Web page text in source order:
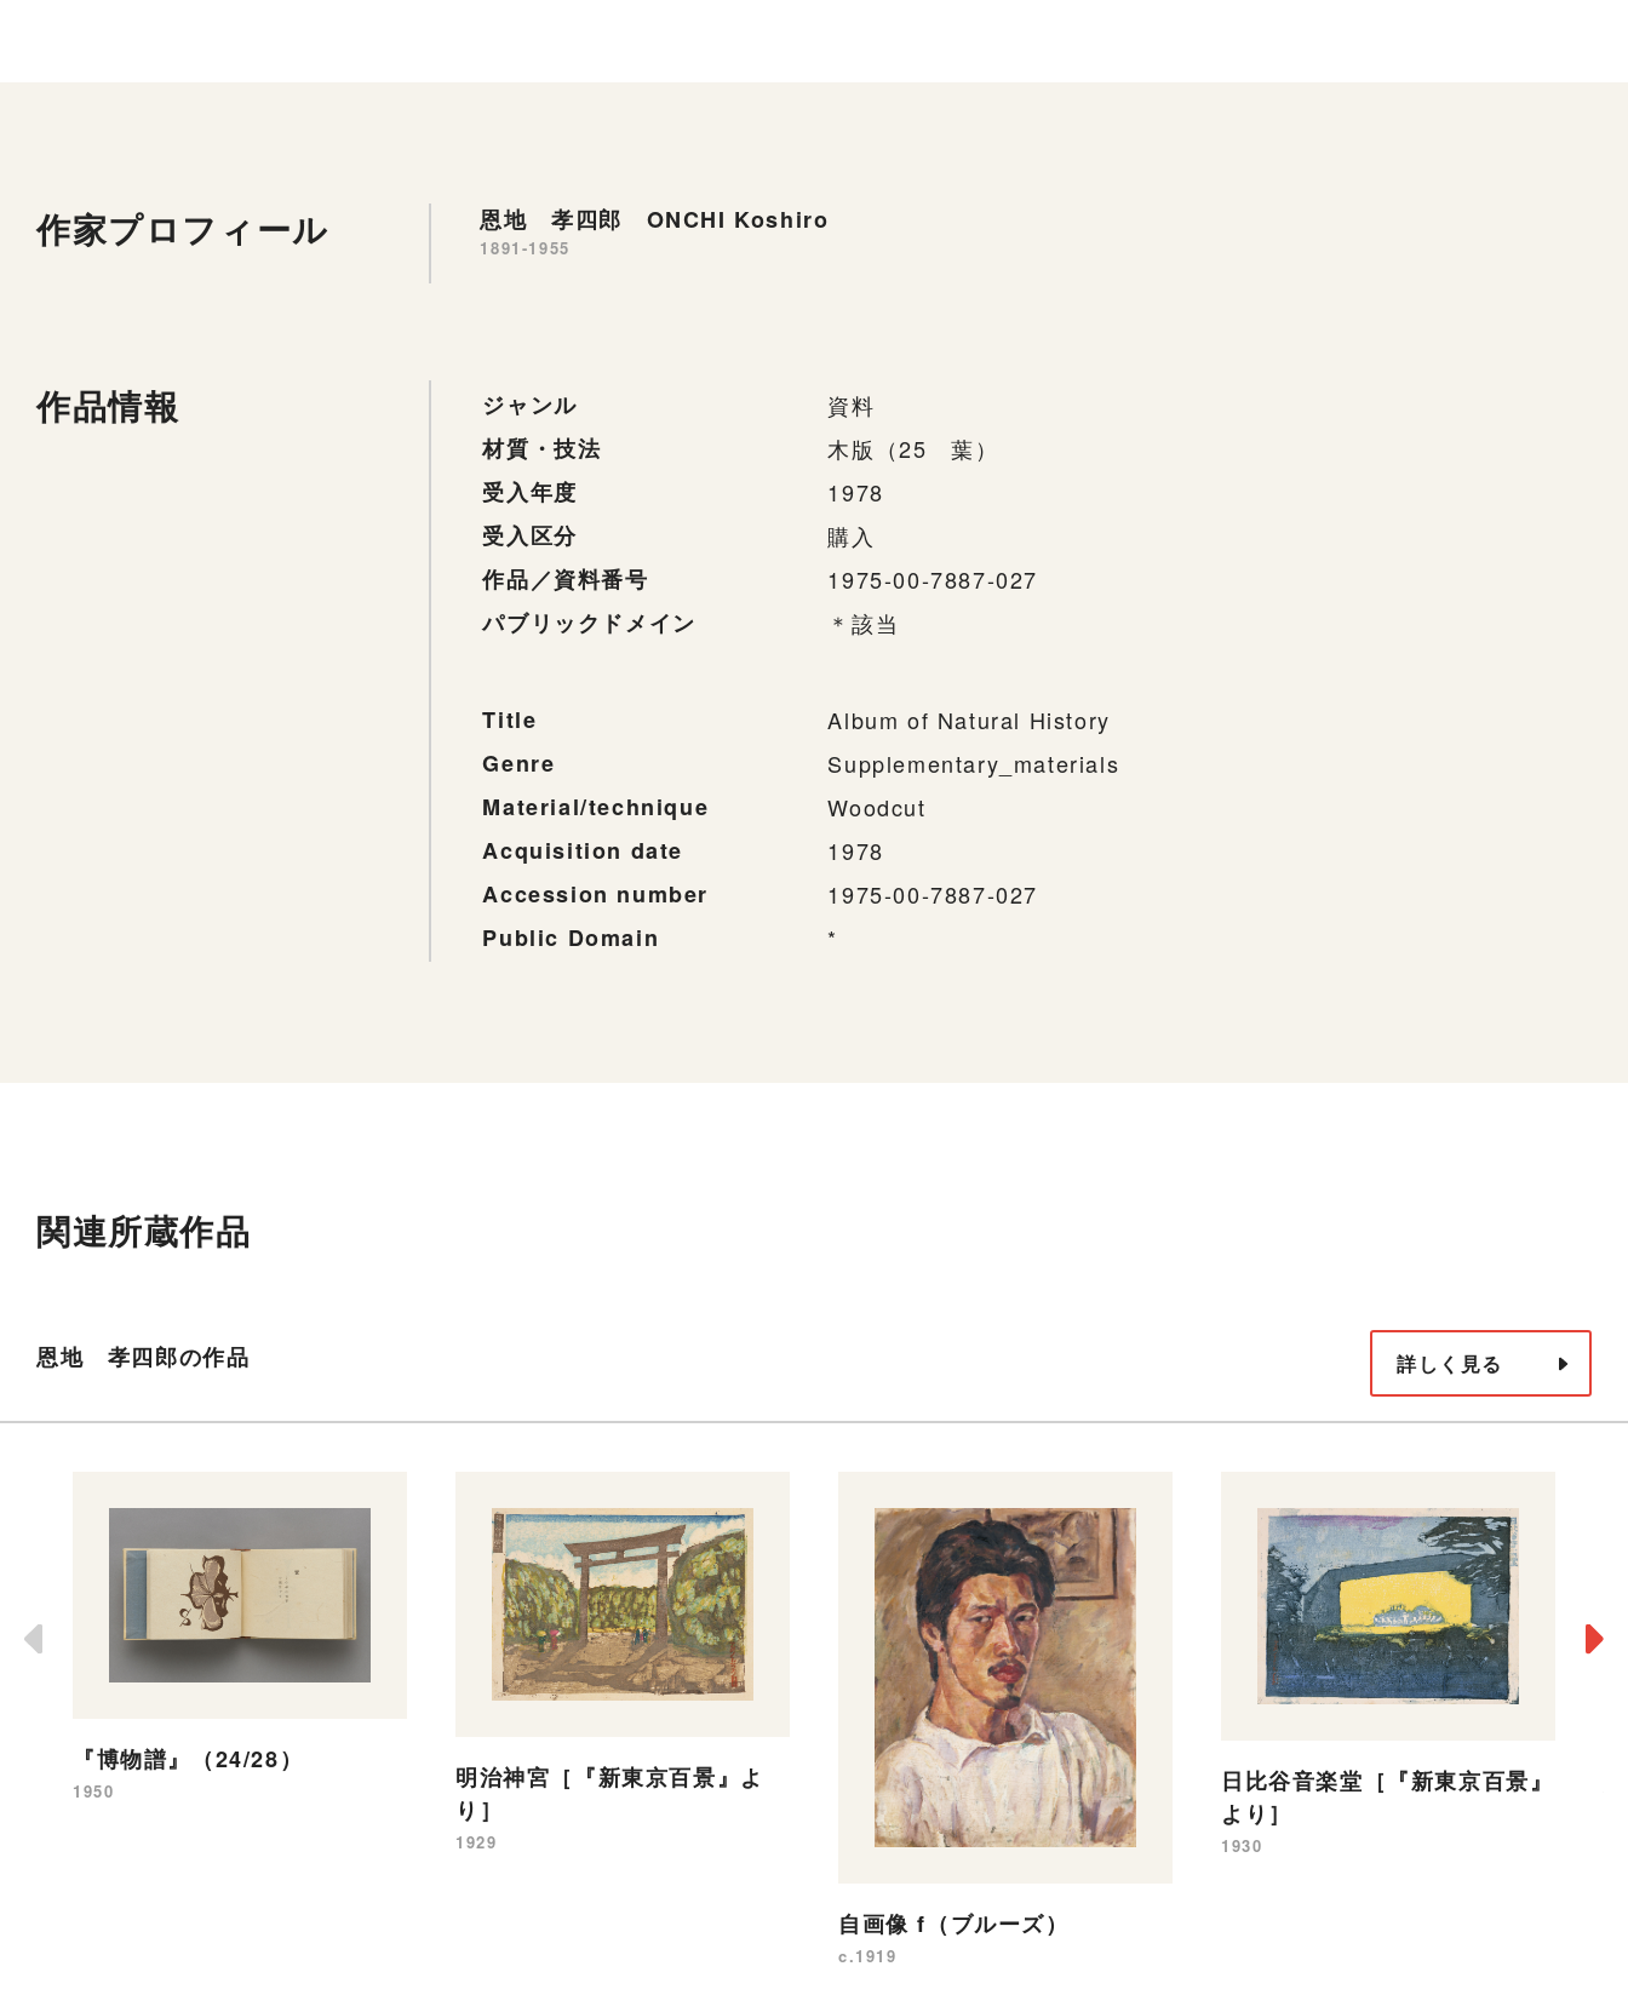
作家プロフィール 恩地 孝四郎 ONCHI Koshiro
1891-1955
作品情報 ジャンル
資料
材質・技法
木版（25 葉）
受入年度
1978
受入区分
購入
作品／資料番号
1975-00-7887-027
パブリックドメイン
＊該当
Title
Album of Natural History
Genre
Supplementary_materials
Material/technique
Woodcut
Acquisition date
1978
Accession number
1975-00-7887-027
Public Domain
*
関連所蔵作品
恩地 孝四郎の作品 詳しく見る
『博物譜』（24/28）
1950
明治神宮［『新東京百景』よ
り］
1929
自画像 f（ブルーズ）
c.1919
日比谷音楽堂［『新東京百景』
より］
1930